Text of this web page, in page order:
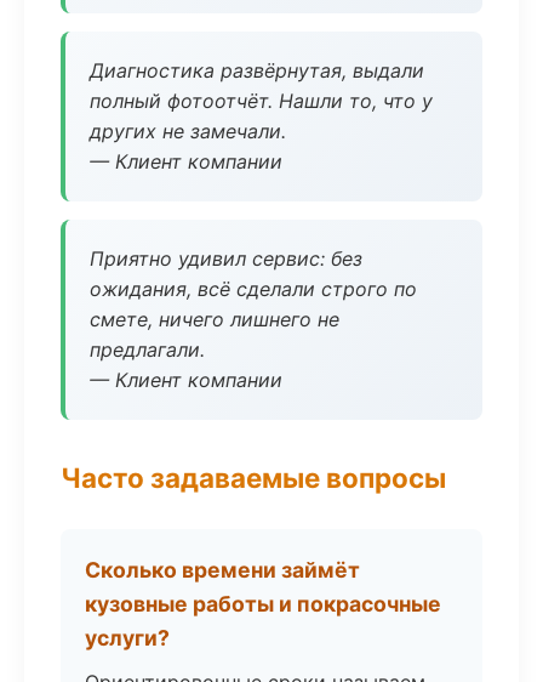
Диагностика развёрнутая, выдали
полный фотоотчёт. Нашли то, что у
других не замечали.
— Клиент компании
Приятно удивил сервис: без
ожидания, всё сделали строго по
смете, ничего лишнего не
предлагали.
— Клиент компании
Часто задаваемые вопросы
Сколько времени займёт
кузовные работы и покрасочные
услуги?